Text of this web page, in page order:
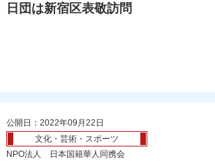
日団は新宿区表敬訪問
公開日：2022年09月22日
文化・芸術・スポーツ
NPO法人 日本国籍華人同携会